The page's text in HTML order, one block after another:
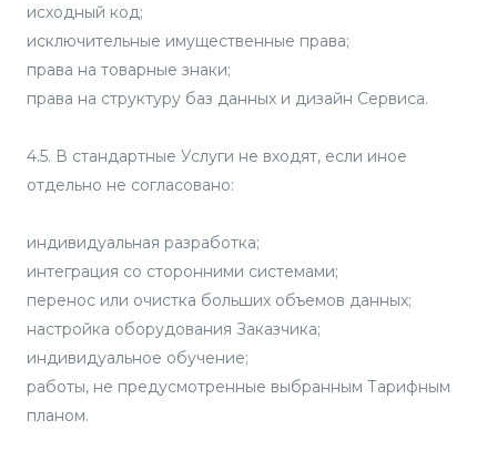
исходный код;
исключительные имущественные права;
права на товарные знаки;
права на структуру баз данных и дизайн Сервиса.
4.5. В стандартные Услуги не входят, если иное
отдельно не согласовано:
индивидуальная разработка;
интеграция со сторонними системами;
перенос или очистка больших объемов данных;
настройка оборудования Заказчика;
индивидуальное обучение;
работы, не предусмотренные выбранным Тарифным
планом.